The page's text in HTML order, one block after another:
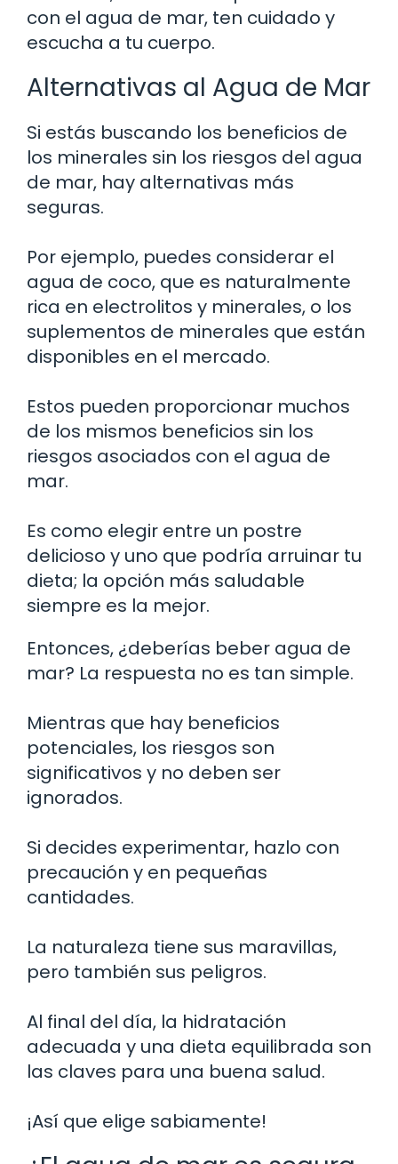
con el agua de mar, ten cuidado y
escucha a tu cuerpo.
Alternativas al Agua de Mar
Si estás buscando los beneficios de
los minerales sin los riesgos del agua
de mar, hay alternativas más
seguras.
Por ejemplo, puedes considerar el
agua de coco, que es naturalmente
rica en electrolitos y minerales, o los
suplementos de minerales que están
disponibles en el mercado.
Estos pueden proporcionar muchos
de los mismos beneficios sin los
riesgos asociados con el agua de
mar.
Es como elegir entre un postre
delicioso y uno que podría arruinar tu
dieta; la opción más saludable
siempre es la mejor.
Entonces, ¿deberías beber agua de
mar? La respuesta no es tan simple.
Mientras que hay beneficios
potenciales, los riesgos son
significativos y no deben ser
ignorados.
Si decides experimentar, hazlo con
precaución y en pequeñas
cantidades.
La naturaleza tiene sus maravillas,
pero también sus peligros.
Al final del día, la hidratación
adecuada y una dieta equilibrada son
las claves para una buena salud.
¡Así que elige sabiamente!